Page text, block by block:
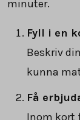
minuter.
Fyll i en
Beskriv
kunna
Få
Inom kort